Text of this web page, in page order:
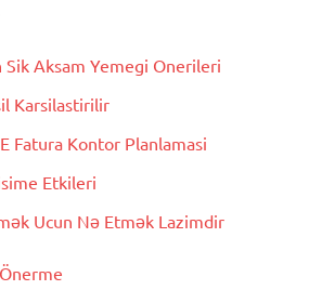
Aksam Yemegi Onerileri
Karsilastirilir
Fatura Kontor Planlamasi
Etkileri
Ucun Nə Etmək Lazimdir